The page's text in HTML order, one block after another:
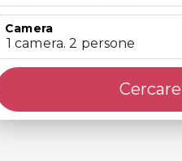
Camera
1 camera. 2 persone
Cercare